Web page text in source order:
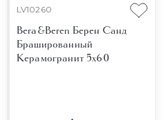
LV10260
Bera&Beren Берен Санд
Брашированный
Керамогранит 5x60